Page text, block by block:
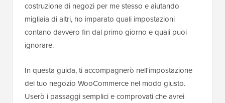
costruzione di negozi per me stesso e aiutando
migliaia di altri, ho imparato quali impostazioni
contano davvero fin dal primo giorno e quali puoi
ignorare.
In questa guida, ti accompagnerò nell'impostazione
del tuo negozio WooCommerce nel modo giusto.
Userò i passaggi semplici e comprovati che avrei